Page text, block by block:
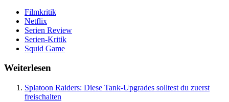
Filmkritik
Netflix
Serien Review
Serien-Kritik
Squid Game
Weiterlesen
Splatoon Raiders: Diese Tank-Upgrades solltest du zuerst
freischalten